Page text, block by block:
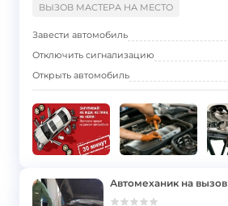
ВЫЗОВ МАСТЕРА НА МЕСТО
Завести автомобиль
Отключить сигнализацию
Открыть автомобиль
Автомеханик на вызов